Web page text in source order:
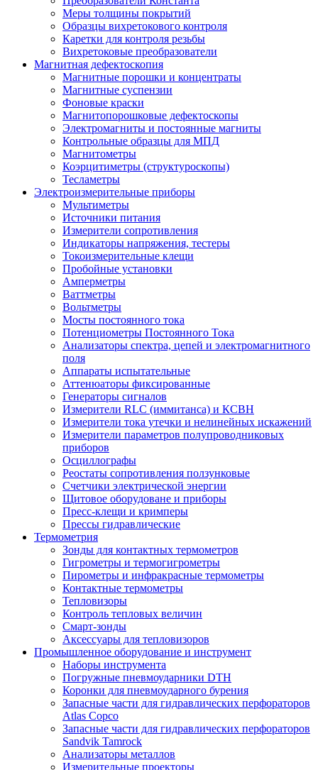
Меры толщины покрытий
Образцы вихретокового контроля
Каретки для контроля резьбы
Вихретоковые преобразователи
Магнитная дефектоскопия
Магнитные порошки и концентраты
Магнитные суспензии
Фоновые краски
Магнитопорошковые дефектоскопы
Электромагниты и постоянные магниты
Контрольные образцы для МПД
Магнитометры
Коэрцитиметры (структуроскопы)
Тесламетры
Электроизмерительные приборы
Мультиметры
Источники питания
Измерители сопротивления
Индикаторы напряжения, тестеры
Токоизмерительные клещи
Пробойные установки
Амперметры
Ваттметры
Вольтметры
Мосты постоянного тока
Потенциометры Постоянного Тока
Анализаторы спектра, цепей и электромагнитного
поля
Аппараты испытательные
Аттенюаторы фиксированные
Генераторы сигналов
Измерители RLC (иммитанса) и КСВН
Измерители тока утечки и нелинейных искажений
Измерители параметров полупроводниковых
приборов
Осциллографы
Реостаты сопротивления ползунковые
Счетчики электрической энергии
Щитовое оборудоване и приборы
Пресс-клещи и кримперы
Прессы гидравлические
Термометрия
Зонды для контактных термометров
Гигрометры и термогигрометры
Пирометры и инфракрасные термометры
Контактные термометры
Тепловизоры
Контроль тепловых величин
Смарт-зонды
Аксессуары для тепловизоров
Промышленное оборудование и инструмент
Наборы инструмента
Погружные пневмоударники DTH
Коронки для пневмоударного бурения
Запасные части для гидравлических перфораторов
Atlas Copco
Запасные части для гидравлических перфораторов
Sandvik Tamrock
Анализаторы металлов
Измерительные проекторы